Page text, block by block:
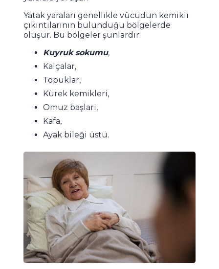
Yatak yaraları genellikle vücudun kemikli
çıkıntılarının bulunduğu bölgelerde
oluşur. Bu bölgeler şunlardır:
Kuyruk sokumu,
Kalçalar,
Topuklar,
Kürek kemikleri,
Omuz başları,
Kafa,
Ayak bileği üstü.